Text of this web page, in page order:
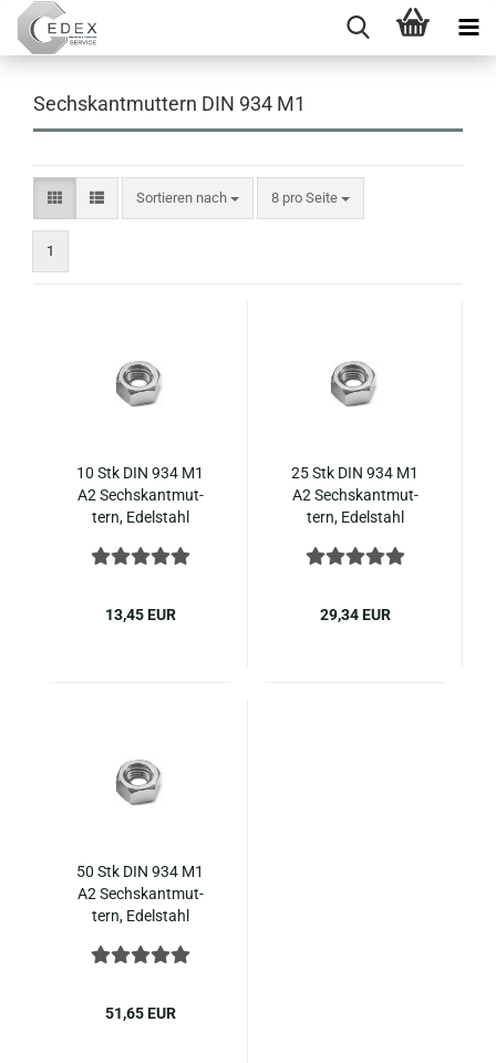
Sechskantmuttern DIN 934 M1
Sortieren nach
Sortieren nach 8 pro Seite
pro Seite
1
10 Stk DIN 934 M1
A2 Sechs­kant­mut­
tern, Edel­stahl
13,45 EUR
25 Stk DIN 934 M1
A2 Sechs­kant­mut­
tern, Edel­stahl
29,34 EUR
50 Stk DIN 934 M1
A2 Sechs­kant­mut­
tern, Edel­stahl
51,65 EUR